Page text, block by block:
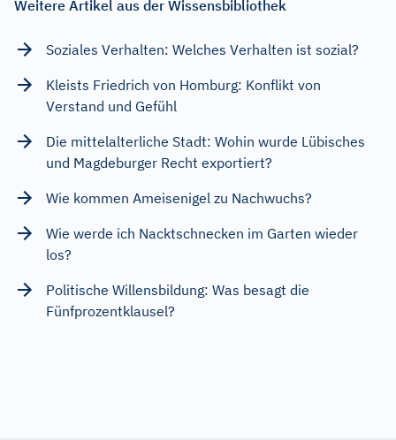
Weitere Artikel aus der Wissensbibliothek
Soziales Verhalten: Welches Verhalten ist sozial?
Kleists Friedrich von Homburg: Konflikt von
Verstand und Gefühl
Die mittelalterliche Stadt: Wohin wurde Lübisches
und Magdeburger Recht exportiert?
Wie kommen Ameisenigel zu Nachwuchs?
Wie werde ich Nacktschnecken im Garten wieder
los?
Politische Willensbildung: Was besagt die
Fünfprozentklausel?